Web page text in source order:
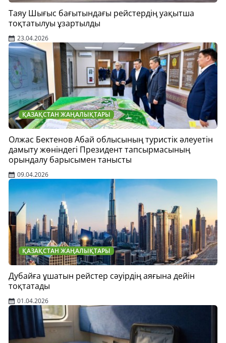
Таяу Шығыс бағытындағы рейстердің уақытша
тоқтатылуы ұзартылды
23.04.2026
ҚАЗАҚСТАН ЖАҢАЛЫҚТАРЫ
Олжас Бектенов Абай облысының туристік әлеуетін
дамыту жөніндегі Президент тапсырмасының
орындалу барысымен танысты
09.04.2026
ҚАЗАҚСТАН ЖАҢАЛЫҚТАРЫ
Дубайға ұшатын рейстер сәуірдің аяғына дейін
тоқтатады
01.04.2026